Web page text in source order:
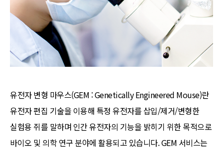
유전자 변형 마우스(GEM : Genetically Engineered Mouse)란
유전자 편집 기술을 이용해 특정 유전자를 삽입/제거/변형한
실험용 쥐를 말하며 인간 유전자의 기능을 밝히기 위한 목적으로
바이오 및 의학 연구 분야에 활용되고 있습니다. GEM 서비스는